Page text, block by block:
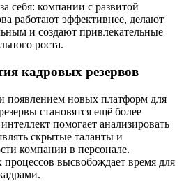
себя: компании с развитой
работают эффективнее, делают
и создают привлекательные
роста.
кадровых резервов
появлением новых платформ для
становятся ещё более
помогает анализировать
скрытые таланты и
компании в персонале.
высвобождает время для